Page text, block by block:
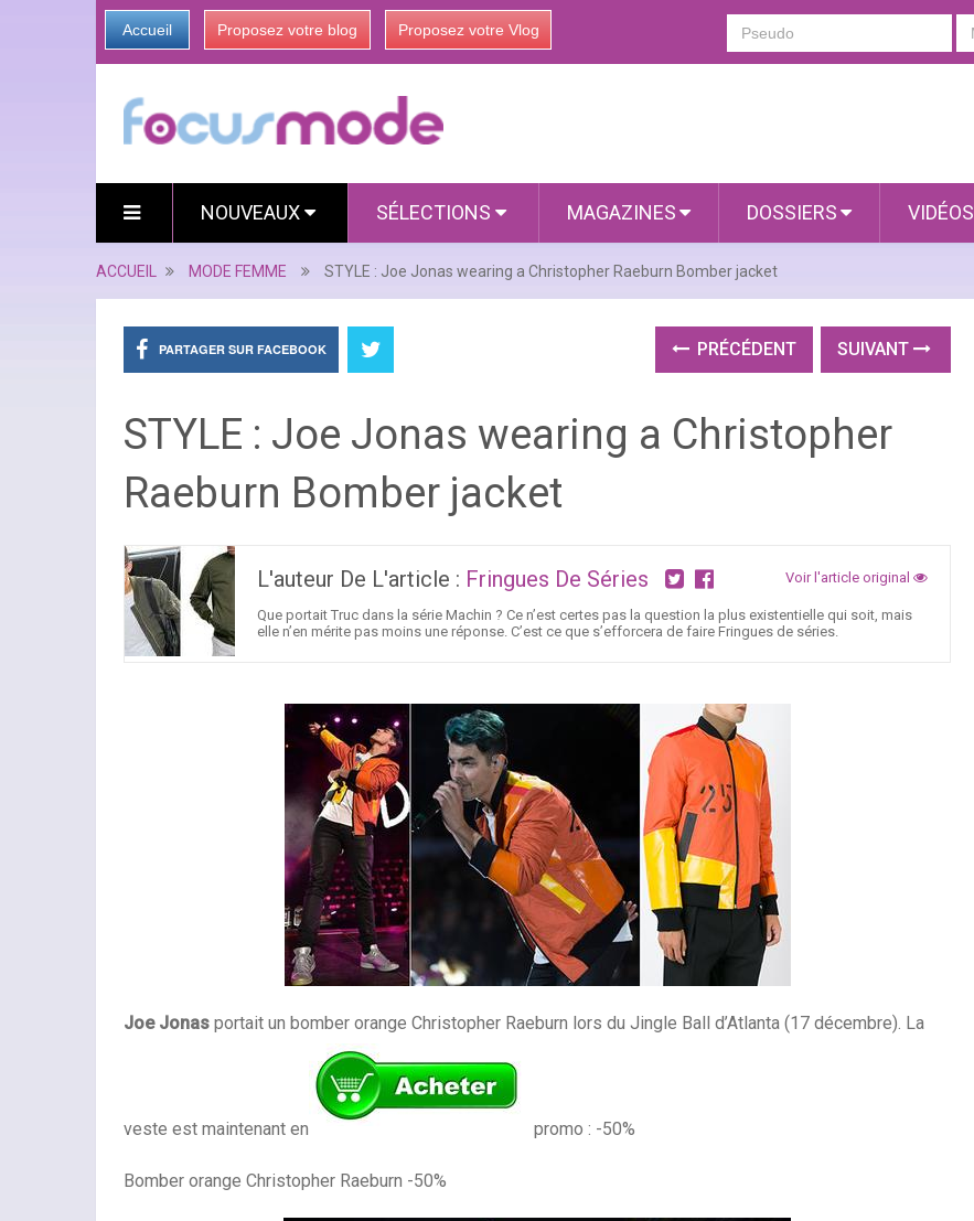
Accueil Proposez votre blog Proposez votre Vlog
NOUVEAUX SÉLECTIONS MAGAZINES DOSSIERS VIDÉOS
ACCUEIL MODE FEMME STYLE : Joe Jonas wearing a Christopher Raeburn Bomber jacket
PARTAGER SUR FACEBOOK PRÉCÉDENT SUIVANT
STYLE : Joe Jonas wearing a Christopher
Raeburn Bomber jacket
L'auteur De L'article : Fringues De Séries Voir l'article original
Que portait Truc dans la série Machin ? Ce n’est certes pas la question la plus existentielle qui soit, mais
elle n’en mérite pas moins une réponse. C’est ce que s’efforcera de faire Fringues de séries.
Joe Jonas portait un bomber orange Christopher Raeburn lors du Jingle Ball d’Atlanta (17 décembre). La
veste est maintenant en promo : -50%
Bomber orange Christopher Raeburn -50%